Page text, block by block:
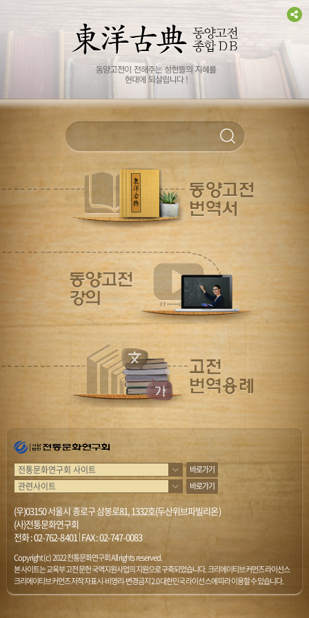
바로가기
바로가기
(우)03150 서울시 종로구 삼봉로81, 1332호(두산위브파빌리온)
(사)전통문화연구회
전화 :02-762-8401|FAX : 02-747-0083
Copyright (c) 2022 전통문화연구회 All rights reserved.
본 사이트는 교육부 고전문헌 국역지원사업의 지원으로 구축되었습니다. 크리에이티브 커먼즈 라이선스
크리에이티브 커먼즈 저작자표시-비영리-변경금지 2.0 대한민국 라이선스에 따라 이용할 수 있습니다.